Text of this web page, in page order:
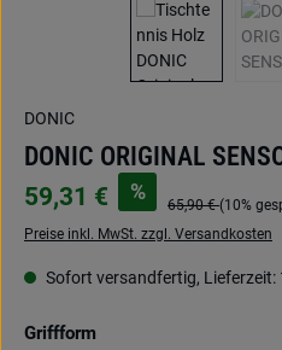
DONIC
DONIC ORIGINAL
59,31 € %
65,90 €(10%
Preise inkl. MwSt. zzgl. Versandkosten
Sofort versandfertig, Lieferzeit:
Griffform